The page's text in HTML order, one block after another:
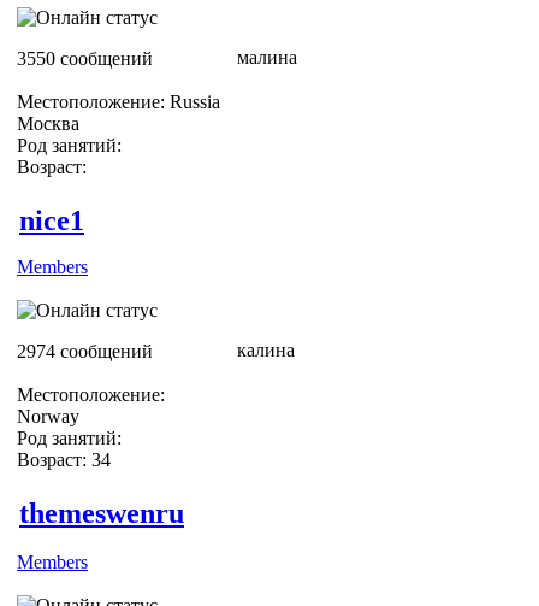
3550 сообщений
Местоположение: Russia
Москва
Род занятий:
Возраст:
малина
nice1
Members
2974 сообщений
Местоположение:
Norway
Род занятий:
Возраст: 34
калина
themeswenru
Members